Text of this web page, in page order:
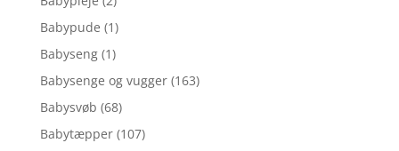
Babypude (1)
Babyseng (1)
Babysenge og vugger (163)
Babysvøb (68)
Babytæpper (107)